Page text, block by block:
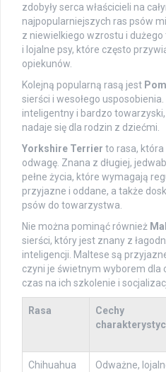
zdobyły serca właścicieli na
najpopularniejszych ras psów
z niewielkiego wzrostu i
i lojalne psy, które często
opiekunów.
Kolejną popularną rasą jest
sierści i wesołego
inteligentny i bardzo
nadaje się dla rodzin z dziećmi.
Yorkshire Terrier to rasa, która
odwagę. Znana z długiej,
pełne życia, które wymagają
przyjazne i oddane, a także
psów do towarzystwa.
Nie można pominąć również
sierści, który jest znany z
inteligencji. Maltese są
czyni je świetnym wyborem dla
czas na ich szkolenie i
Rasa
Cechy
Chihuahua
Odważne,